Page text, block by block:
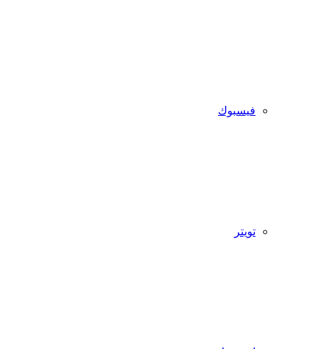
فيسبوك
تويتر